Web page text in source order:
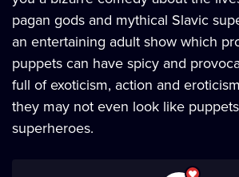
pagan gods and mythical Slavic
an entertaining adult show which
puppets can have spicy and
full of exoticism, action and
they may not even look like
superheroes.